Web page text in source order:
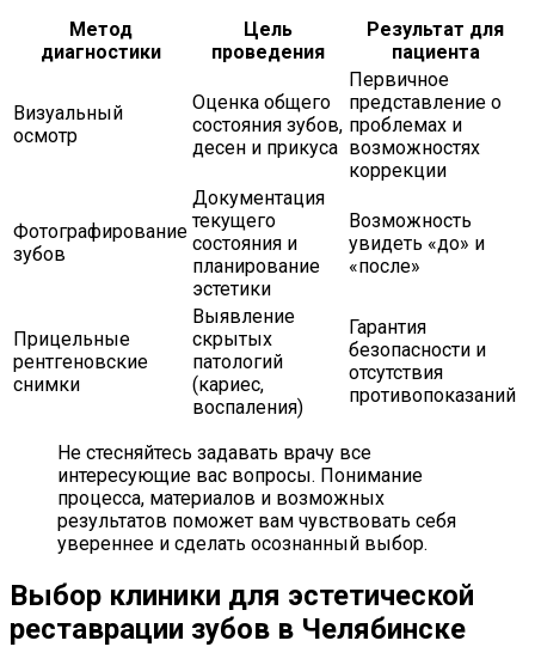
Метод
диагностики
Цель
проведения
Результат для
пациента
Визуальный
осмотр
Оценка общего
состояния зубов,
десен и прикуса
Первичное
представление о
проблемах и
возможностях
коррекции
Фотографирование
зубов
Документация
текущего
состояния и
планирование
эстетики
Возможность
увидеть «до» и
«после»
Прицельные
рентгеновские
снимки
Выявление
скрытых
патологий
(кариес,
воспаления)
Гарантия
безопасности и
отсутствия
противопоказаний
Не стесняйтесь задавать врачу все
интересующие вас вопросы. Понимание
процесса, материалов и возможных
результатов поможет вам чувствовать себя
увереннее и сделать осознанный выбор.
Выбор клиники для эстетической
реставрации зубов в Челябинске